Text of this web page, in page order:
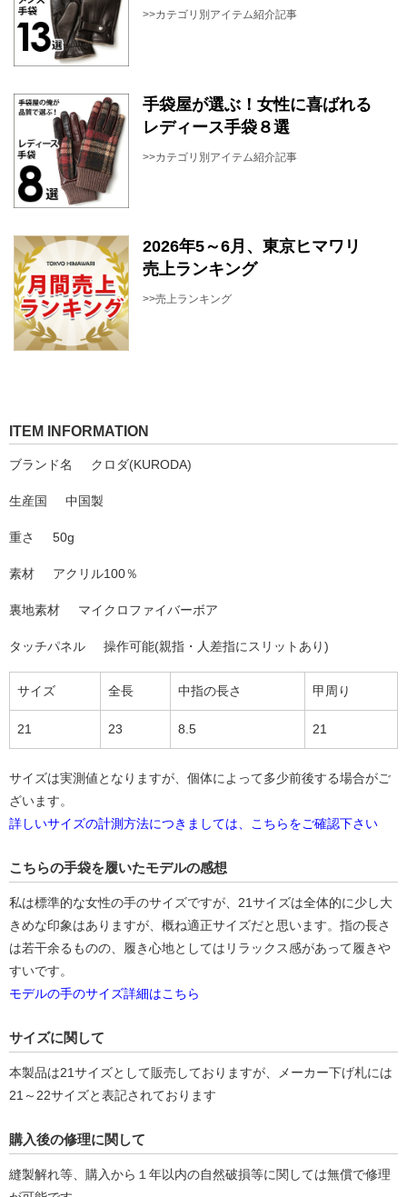
>>カテゴリ別アイテム紹介記事
手袋屋が選ぶ！女性に喜ばれる
レディース手袋８選
>>カテゴリ別アイテム紹介記事
2026年5～6月、東京ヒマワリ
売上ランキング
>>売上ランキング
ITEM INFORMATION
ブランド名 クロダ(KURODA)
生産国 中国製
重さ 50g
素材 アクリル100％
裏地素材 マイクロファイバーボア
タッチパネル 操作可能(親指・人差指にスリットあり)
サイズ 全長 中指の長さ 甲周り
21 23 8.5 21
サイズは実測値となりますが、個体によって多少前後する場合がご
ざいます。
詳しいサイズの計測方法につきましては、こちらをご確認下さい
こちらの手袋を履いたモデルの感想
私は標準的な女性の手のサイズですが、21サイズは全体的に少し大
きめな印象はありますが、概ね適正サイズだと思います。指の長さ
は若干余るものの、履き心地としてはリラックス感があって履きや
すいです。
モデルの手のサイズ詳細はこちら
サイズに関して
本製品は21サイズとして販売しておりますが、メーカー下げ札には
21～22サイズと表記されております
購入後の修理に関して
縫製解れ等、購入から１年以内の自然破損等に関しては無償で修理